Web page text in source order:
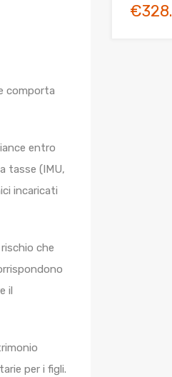
comporta
entro
tasse (IMU,
incaricati
che
il
per i figli.